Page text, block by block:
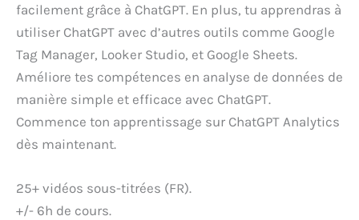
facilement grâce à ChatGPT. En plus, tu apprendras à
utiliser ChatGPT avec d’autres outils comme Google
Tag Manager, Looker Studio, et Google Sheets.
Améliore tes compétences en analyse de données de
manière simple et efficace avec ChatGPT.
Commence ton apprentissage sur ChatGPT Analytics
dès maintenant.
25+ vidéos sous-titrées (FR).
+/- 6h de cours.